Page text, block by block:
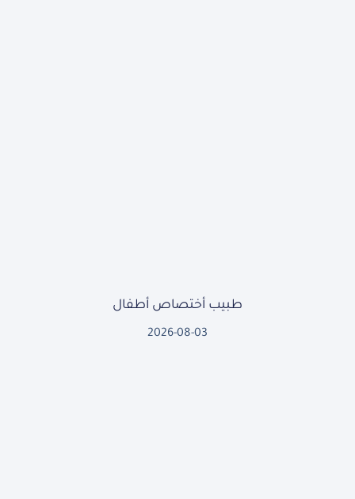
طبيب أختصاص أطفال
2026-08-03